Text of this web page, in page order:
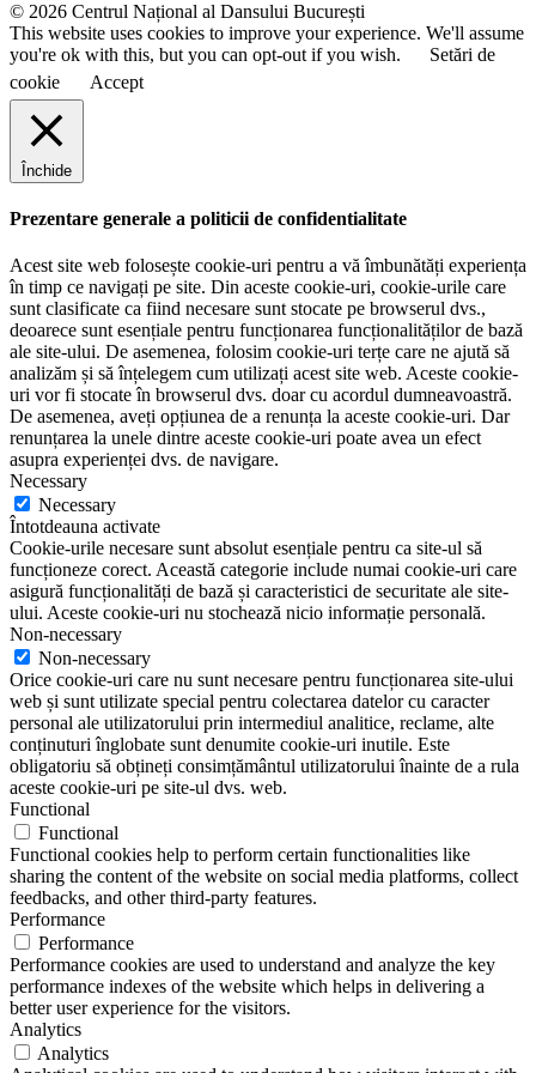
© 2026 Centrul Național al Dansului București
This website uses cookies to improve your experience. We'll assume
you're ok with this, but you can opt-out if you wish.
Setări de
cookie
Accept
Închide
Prezentare generale a politicii de confidentialitate
Acest site web folosește cookie-uri pentru a vă îmbunătăți experiența
în timp ce navigați pe site. Din aceste cookie-uri, cookie-urile care
sunt clasificate ca fiind necesare sunt stocate pe browserul dvs.,
deoarece sunt esențiale pentru funcționarea funcționalităților de bază
ale site-ului. De asemenea, folosim cookie-uri terțe care ne ajută să
analizăm și să înțelegem cum utilizați acest site web. Aceste cookie-
uri vor fi stocate în browserul dvs. doar cu acordul dumneavoastră.
De asemenea, aveți opțiunea de a renunța la aceste cookie-uri. Dar
renunțarea la unele dintre aceste cookie-uri poate avea un efect
asupra experienței dvs. de navigare.
Necessary
Necessary
Întotdeauna activate
Cookie-urile necesare sunt absolut esențiale pentru ca site-ul să
funcționeze corect. Această categorie include numai cookie-uri care
asigură funcționalități de bază și caracteristici de securitate ale site-
ului. Aceste cookie-uri nu stochează nicio informație personală.
Non-necessary
Non-necessary
Orice cookie-uri care nu sunt necesare pentru funcționarea site-ului
web și sunt utilizate special pentru colectarea datelor cu caracter
personal ale utilizatorului prin intermediul analitice, reclame, alte
conținuturi înglobate sunt denumite cookie-uri inutile. Este
obligatoriu să obțineți consimțământul utilizatorului înainte de a rula
aceste cookie-uri pe site-ul dvs. web.
Functional
Functional
Functional cookies help to perform certain functionalities like
sharing the content of the website on social media platforms, collect
feedbacks, and other third-party features.
Performance
Performance
Performance cookies are used to understand and analyze the key
performance indexes of the website which helps in delivering a
better user experience for the visitors.
Analytics
Analytics